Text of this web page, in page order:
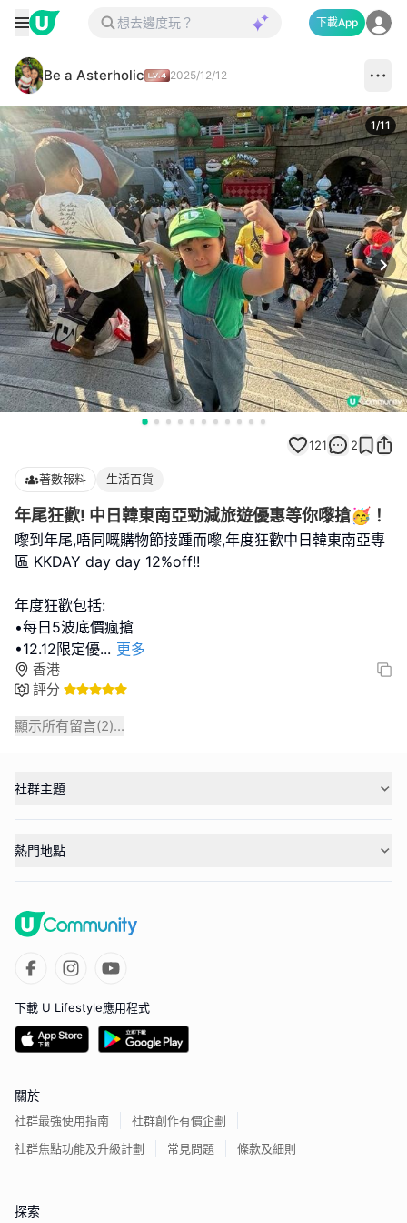
下載App
Be a Asterholic 2025/12/12
1/11
121 2
著數報料 生活百貨
年尾狂歡! 中日韓東南亞勁減旅遊優惠等你嚟搶🥳！
嚟到年尾,唔同嘅購物節接踵而嚟,年度狂歡中日韓東南亞專
區 KKDAY day day 12%off!!
年度狂歡包括:
•每日5波底價瘋搶
•12.12限定優... 更多
香港
評分
顯示所有留言(2)...
社群主題
熱門地點
下載 U Lifestyle應用程式
關於
社群最強使用指南
社群創作有價企劃
社群焦點功能及升級計劃
常見問題 條款及細則
探索